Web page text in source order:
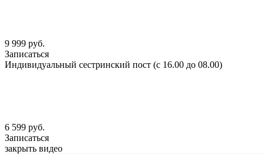
9 999 руб.
Записаться
Индивидуальный сестринский пост (с 16.00 до 08.00)
6 599 руб.
Записаться
закрыть видео